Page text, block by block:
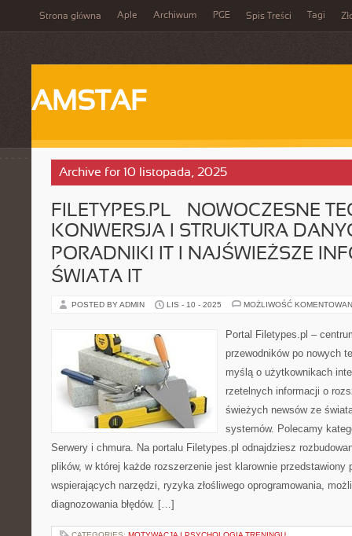
Strona główna Aple Archiwum PGE Spis Treści Tagi
AMSTAF
Archive for 10 listopada, 2025
FILETYPES.PL – NOWOCZESNE
KONWERSJA I STRUKTURA
PORADNIKI IT I NAJŚWIEŻSZE
ŚWIATA IT
POSTED BY ADMIN LIS - 10 - 2025 MOŻLIWOŚĆ
Portal Filetypes.pl –
przewodników po nowych
myślą o użytkownikach
rzetelnych informacji o
świeżych newsów ze
systemów. Polecamy
Serwery i chmura. Na portalu Filetypes.pl odnajdziesz
plików, w której każde rozszerzenie jest klarownie przedstawiony
wspierających narzędzi, ryzyka złośliwego oprogramowania,
diagnozowania błędów. […]